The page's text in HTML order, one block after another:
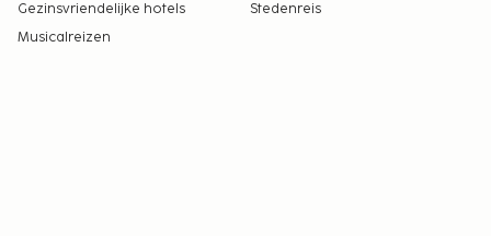
Gezinsvriendelijke hotels
Stedenreis
Musicalreizen